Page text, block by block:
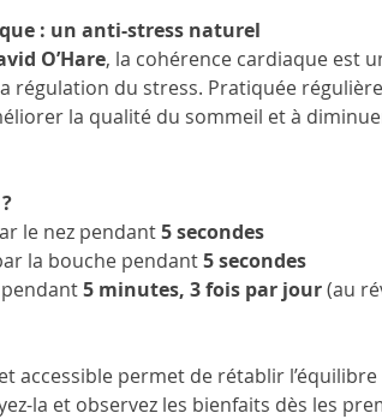
: un anti-stress naturel
O’Hare, la cohérence cardiaque est
régulation du stress. Pratiquée
la qualité du sommeil et à
le nez pendant 5 secondes
la bouche pendant 5 secondes
5 minutes, 3 fois par jour (au
accessible permet de rétablir
la et observez les bienfaits dès les